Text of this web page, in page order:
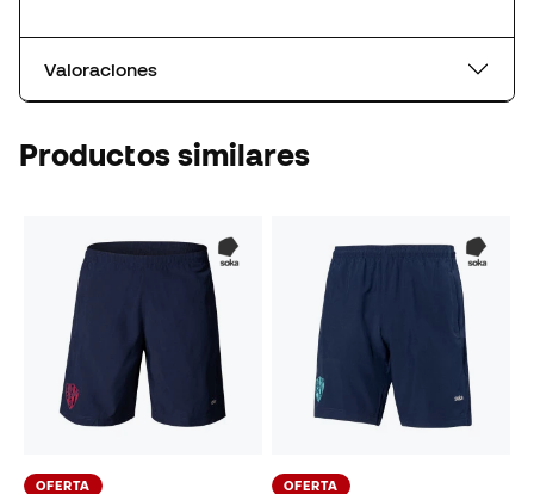
Valoraciones
Productos similares
OFERTA OFERTA